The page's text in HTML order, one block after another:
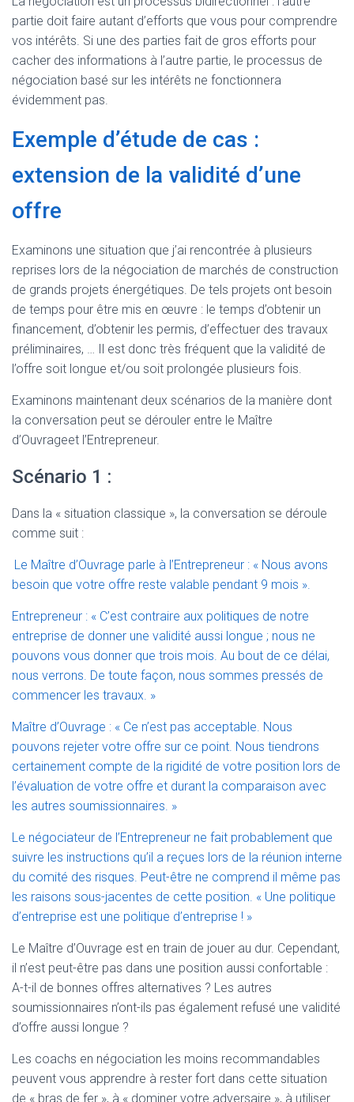
partie doit faire autant d’efforts que vous pour comprendre
vos intérêts. Si une des parties fait de gros efforts pour
cacher des informations à l’autre partie, le processus de
négociation basé sur les intérêts ne fonctionnera
évidemment pas.
Exemple d’étude de cas :
extension de la validité d’une
offre
Examinons une situation que j’ai rencontrée à plusieurs
reprises lors de la négociation de marchés de construction
de grands projets énergétiques. De tels projets ont besoin
de temps pour être mis en œuvre : le temps d’obtenir un
financement, d’obtenir les permis, d’effectuer des travaux
préliminaires, … Il est donc très fréquent que la validité de
l’offre soit longue et/ou soit prolongée plusieurs fois.
Examinons maintenant deux scénarios de la manière dont
la conversation peut se dérouler entre le Maître
d’Ouvrageet l’Entrepreneur.
Scénario 1 :
Dans la « situation classique », la conversation se déroule
comme suit :
Le Maître d’Ouvrage parle à l’Entrepreneur : « Nous avons
besoin que votre offre reste valable pendant 9 mois ».
Entrepreneur : « C’est contraire aux politiques de notre
entreprise de donner une validité aussi longue ; nous ne
pouvons vous donner que trois mois. Au bout de ce délai,
nous verrons. De toute façon, nous sommes pressés de
commencer les travaux. »
Maître d’Ouvrage : « Ce n’est pas acceptable. Nous
pouvons rejeter votre offre sur ce point. Nous tiendrons
certainement compte de la rigidité de votre position lors de
l’évaluation de votre offre et durant la comparaison avec
les autres soumissionnaires. »
Le négociateur de l’Entrepreneur ne fait probablement que
suivre les instructions qu’il a reçues lors de la réunion interne
du comité des risques. Peut-être ne comprend il même pas
les raisons sous-jacentes de cette position. « Une politique
d’entreprise est une politique d’entreprise ! »
Le Maître d’Ouvrage est en train de jouer au dur. Cependant,
il n’est peut-être pas dans une position aussi confortable :
A-t-il de bonnes offres alternatives ? Les autres
soumissionnaires n’ont-ils pas également refusé une validité
d’offre aussi longue ?
Les coachs en négociation les moins recommandables
peuvent vous apprendre à rester fort dans cette situation
de « bras de fer », à « dominer votre adversaire », à utiliser